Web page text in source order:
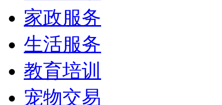
家政服务
生活服务
教育培训
宠物交易